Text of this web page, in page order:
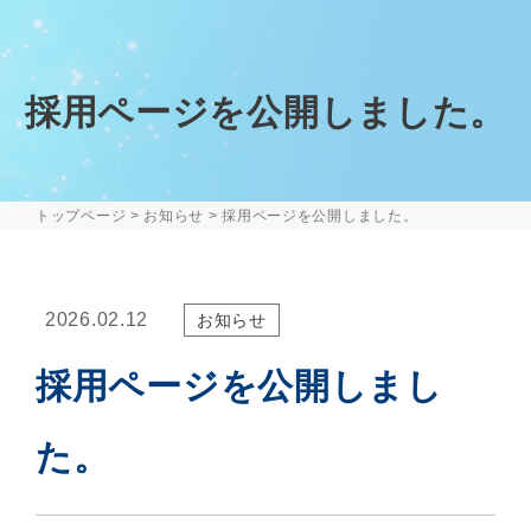
採用ページを公開しました。
トップページ > お知らせ >採用ページを公開しました。
2026.02.12 お知らせ
採用ページを公開しまし
た。